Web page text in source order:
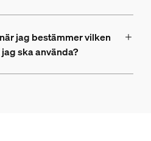
jag bestämmer vilken
ska använda?